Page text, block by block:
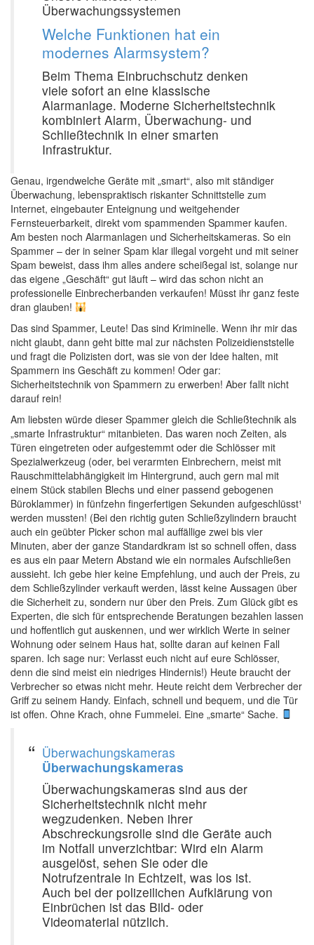
Überwachungssystemen
Welche Funktionen hat ein
modernes Alarmsystem?
Beim Thema Einbruchschutz denken
viele sofort an eine klassische
Alarmanlage. Moderne Sicherheitstechnik
kombiniert Alarm, Überwachung- und
Schließtechnik in einer smarten
Infrastruktur.
Genau, irgendwelche Geräte mit „smart“, also mit ständiger
Überwachung, lebenspraktisch riskanter Schnittstelle zum
Internet, eingebauter Enteignung und weitgehender
Fernsteuerbarkeit, direkt vom spammenden Spammer kaufen.
Am besten noch Alarmanlagen und Sicherheitskameras. So ein
Spammer – der in seiner Spam klar illegal vorgeht und mit seiner
Spam beweist, dass ihm alles andere scheißegal ist, solange nur
das eigene „Geschäft“ gut läuft – wird das schon nicht an
professionelle Einbrecherbanden verkaufen! Müsst ihr ganz feste
dran glauben!
Das sind Spammer, Leute! Das sind Kriminelle. Wenn ihr mir das
nicht glaubt, dann geht bitte mal zur nächsten Polizeidienststelle
und fragt die Polizisten dort, was sie von der Idee halten, mit
Spammern ins Geschäft zu kommen! Oder gar:
Sicherheitstechnik von Spammern zu erwerben! Aber fallt nicht
darauf rein!
Am liebsten würde dieser Spammer gleich die Schließtechnik als
„smarte Infrastruktur“ mitanbieten. Das waren noch Zeiten, als
Türen eingetreten oder aufgestemmt oder die Schlösser mit
Spezialwerkzeug (oder, bei verarmten Einbrechern, meist mit
Rauschmittelabhängigkeit im Hintergrund, auch gern mal mit
einem Stück stabilen Blechs und einer passend gebogenen
Büroklammer) in fünfzehn fingerfertigen Sekunden aufgeschlüsst¹
werden mussten! (Bei den richtig guten Schließzylindern braucht
auch ein geübter Picker schon mal auffällige zwei bis vier
Minuten, aber der ganze Standardkram ist so schnell offen, dass
es aus ein paar Metern Abstand wie ein normales Aufschließen
aussieht. Ich gebe hier keine Empfehlung, und auch der Preis, zu
dem Schließzylinder verkauft werden, lässt keine Aussagen über
die Sicherheit zu, sondern nur über den Preis. Zum Glück gibt es
Experten, die sich für entsprechende Beratungen bezahlen lassen
und hoffentlich gut auskennen, und wer wirklich Werte in seiner
Wohnung oder seinem Haus hat, sollte daran auf keinen Fall
sparen. Ich sage nur: Verlasst euch nicht auf eure Schlösser,
denn die sind meist ein niedriges Hindernis!) Heute braucht der
Verbrecher so etwas nicht mehr. Heute reicht dem Verbrecher der
Griff zu seinem Handy. Einfach, schnell und bequem, und die Tür
ist offen. Ohne Krach, ohne Fummelei. Eine „smarte“ Sache.
Überwachungskameras
Überwachungskameras
Überwachungskameras sind aus der
Sicherheitstechnik nicht mehr
wegzudenken. Neben ihrer
Abschreckungsrolle sind die Geräte auch
im Notfall unverzichtbar: Wird ein Alarm
ausgelöst, sehen Sie oder die
Notrufzentrale in Echtzeit, was los ist.
Auch bei der polizeilichen Aufklärung von
Einbrüchen ist das Bild- oder
Videomaterial nützlich.